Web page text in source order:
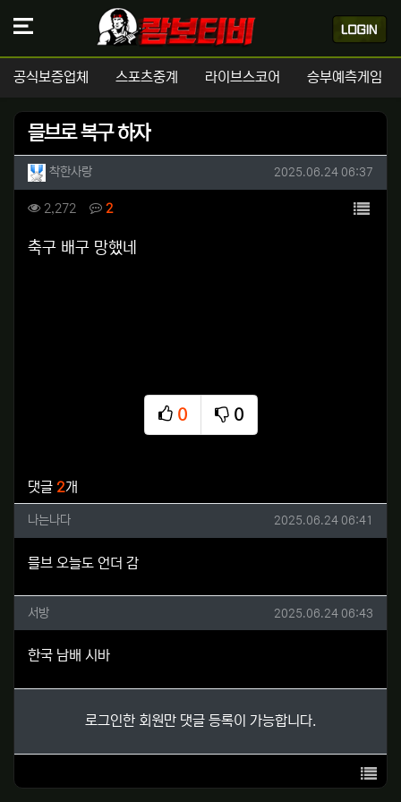
공식보증업체 스포츠중계 라이브스코어 승부예측게임
믈브로 복구 하자
작성자 정보
착한사랑작성 작성일
2025.06.24 06:37
컨텐츠 정보
2,272 조회 2댓글 목록
본문
축구 배구 망했네
0
추천
0
비추천
댓글 2개
나는나다님의 댓글
나는나다 작성일
2025.06.24 06:41
믈브 오늘도 언더 감
서방님의 댓글
서방 작성일
2025.06.24 06:43
한국 남배 시바
로그인한 회원만 댓글 등록이 가능합니다.
목록